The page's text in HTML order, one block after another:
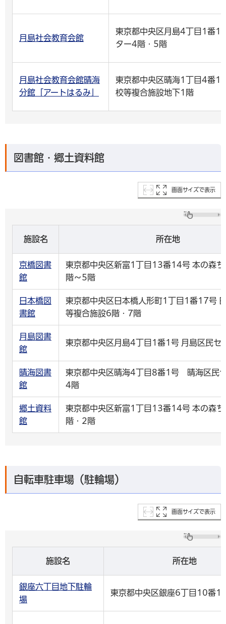
月島社会教育会館
東京都中央区月島4丁目1番1
ター4階・5階
月島社会教育会館晴海
分館「アートはるみ」
東京都中央区晴海1丁目4番1
校等複合施設地下1階
図書館・郷土資料館
画面サイズで表示
施設名 所在地
京橋図書
館
東京都中央区新富1丁目13番14号 本の森
階～5階
日本橋図
書館
東京都中央区日本橋人形町1丁目1番17号
等複合施設6階・7階
月島図書
館
東京都中央区月島4丁目1番1号 月島区民セ
晴海図書
館
東京都中央区晴海4丁目8番1号 晴海区民
4階
郷土資料
館
東京都中央区新富1丁目13番14号 本の森
階・2階
自転車駐車場（駐輪場）
画面サイズで表示
施設名 所在地
銀座六丁目地下駐輪
場
東京都中央区銀座6丁目10番1